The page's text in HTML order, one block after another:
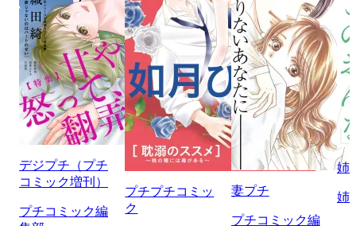
デジプチ（プチ
コミック増刊）
プチコミック編
プチプチコミッ
ク
妻プチ
プチコミック編
姉
姉